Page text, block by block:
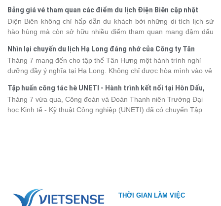
khác nhau, khiến nhiều du khách băn khoăn khi lựa chọn. Bài viết
dưới đây sẽ cập nhật bảng giá tour du thuyền Hạ Long mới nhất
2026 từ 3 - 6 sao, giúp bạn dễ dàng so sánh và tìm được hành
trình phù hợp với nhu cầu cũng như ngân sách.
Bảng giá vé tham quan các điểm du lịch Điện Biên cập nhật
2026
Điện Biên không chỉ hấp dẫn du khách bởi những di tích lịch sử
hào hùng mà còn sở hữu nhiều điểm tham quan mang đậm dấu
phá vùng đất này, việc cập nhật trước giá vé sẽ giúp bạn chủ
động hơn trong lịch trình và chi phí. Cùng Vietsense Travel tham
khảo bảng giá vé tham quan các điểm du lịch Điện Biênmới nhất
năm 2026 ngay dưới đây.
Nhìn lại chuyến du lịch Hạ Long đáng nhớ của Công ty Tân
Hưng 2026
Tháng 7 mang đến cho tập thể Tân Hưng một hành trình nghỉ
dưỡng đầy ý nghĩa tại Hạ Long. Không chỉ được hòa mình vào vẻ
kết, sẻ chia và lưu giữ nhiều khoảnh khắc đáng nhớ. Hãy cùng
nhìn lại chuyến đi ngập tràn niềm vui và những trải nghiệm khó
quên.
Tập huấn công tác hè UNETI - Hành trình kết nối tại Hòn Dấu,
Đồ Sơn
Tháng 7 vừa qua, Công đoàn và Đoàn Thanh niên Trường Đại
học Kinh tế - Kỹ thuật Công nghiệp (UNETI) đã có chuyến Tập
THỜI GIAN LÀM VIỆC